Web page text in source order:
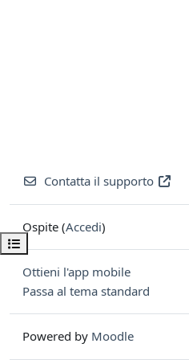
Apri indice del corso
Contatta il supporto
Ospite (Accedi)
Ottieni l'app mobile
Passa al tema standard
Powered by Moodle